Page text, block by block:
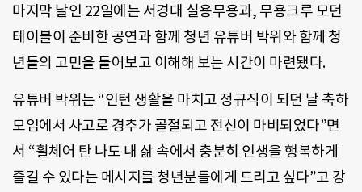
마지막 날인 22일에는 서경대 실용무용과, 무용크루 모던
테이블이 준비한 공연과 함께 청년 유튜버 박위와 함께 청
년들의 고민을 들어보고 이해해 보는 시간이 마련됐다.
유튜버 박위는 “인턴 생활을 마치고 정규직이 되던 날 축하
모임에서 사고로 경추가 골절되고 전신이 마비되었다”면
서 “휠체어 탄 나도 내 삶 속에서 충분히 인생을 행복하게
즐길 수 있다는 메시지를 청년분들에게 드리고 싶다”고 강